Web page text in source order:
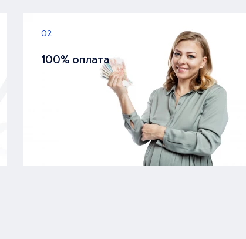
02
100% оплата